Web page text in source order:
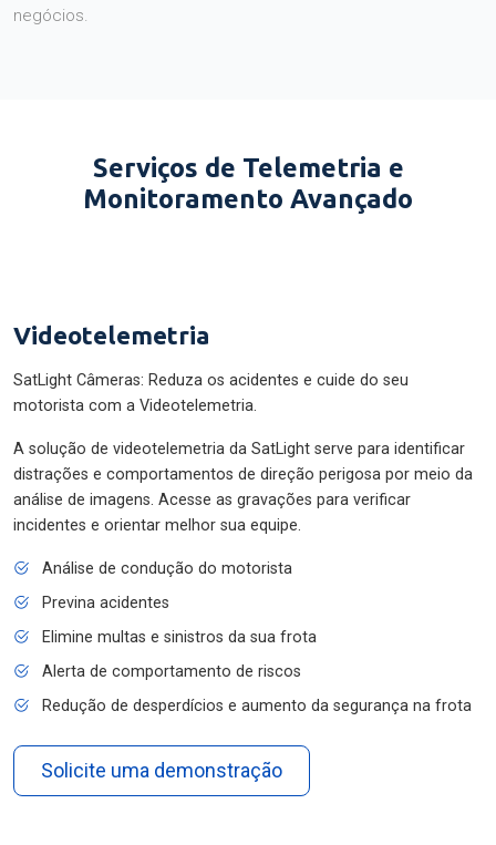
negócios.
Serviços de Telemetria e
Monitoramento Avançado
Videotelemetria
SatLight Câmeras: Reduza os acidentes e cuide do seu
motorista com a Videotelemetria.
A solução de videotelemetria da SatLight serve para identificar
distrações e comportamentos de direção perigosa por meio da
análise de imagens. Acesse as gravações para verificar
incidentes e orientar melhor sua equipe.
Análise de condução do motorista
Previna acidentes
Elimine multas e sinistros da sua frota
Alerta de comportamento de riscos
Redução de desperdícios e aumento da segurança na frota
Solicite uma demonstração